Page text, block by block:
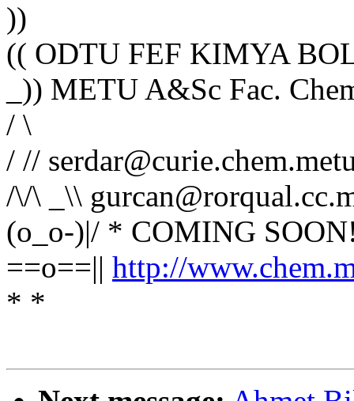
))
(( ODTU FEF KIMYA
_)) METU A&Sc Fac.
/ \
/ //
/\/\ _\\
(o_o-)|/ * COMING
==o==|| http://
* *